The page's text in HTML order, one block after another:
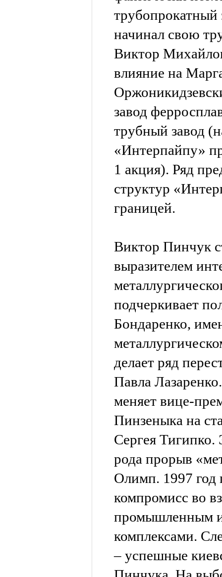
трубопрокатный
начинал свою
Виктор
влияние на
завод
трубный завод
«Интерпайпу»
1 акция). Ряд
структур
границей.
Виктор Пинчук
выразителем
подчеркивает
Бондаренко,
делает ряд
Павла
меняет вице-
Пинзеныка на
Сергея Тигипко.
рода прорыв
Олимп. 1997 год
компромисс во
промышленным
комплексами.
– успешные